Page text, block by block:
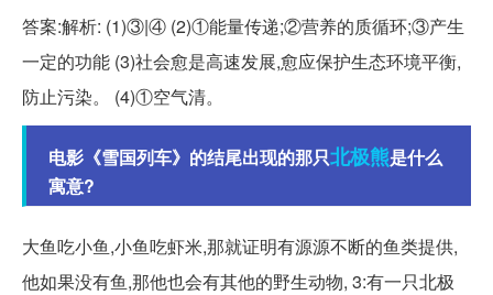
答案:解析: (1)③|④ (2)①能量传递;②营养的质循环;③产生
一定的功能 (3)社会愈是高速发展,愈应保护生态环境平衡,
防止污染。 (4)①空气清。
电影《雪国列车》的结尾出现的那只北极熊是什么
寓意?
大鱼吃小鱼,小鱼吃虾米,那就证明有源源不断的鱼类提供,
他如果没有鱼,那他也会有其他的野生动物, 3:有一只北极